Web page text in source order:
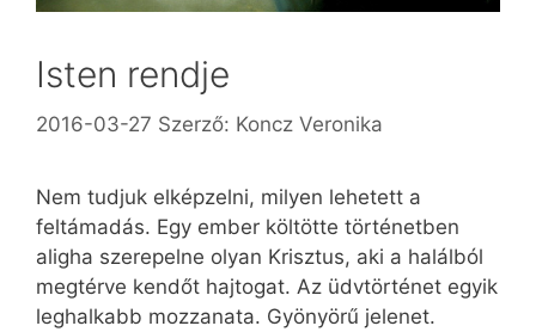
Isten rendje
2016-03-27 Szerző: Koncz Veronika
Nem tudjuk elképzelni, milyen lehetett a
feltámadás. Egy ember költötte történetben
aligha szerepelne olyan Krisztus, aki a halálból
megtérve kendőt hajtogat. Az üdvtörténet egyik
leghalkabb mozzanata. Gyönyörű jelenet.